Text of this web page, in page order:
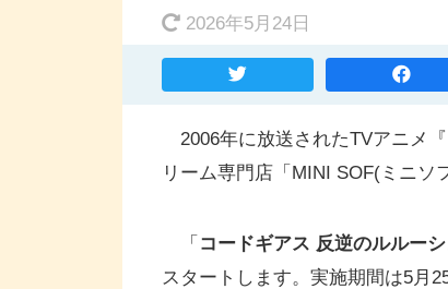
2026年5月24日
2006年に放送されたTVアニメ『
リーム専門店「MINI SOF(ミニソ
「 コードギアス 反逆のルルー
スタートします。実施期間は5月